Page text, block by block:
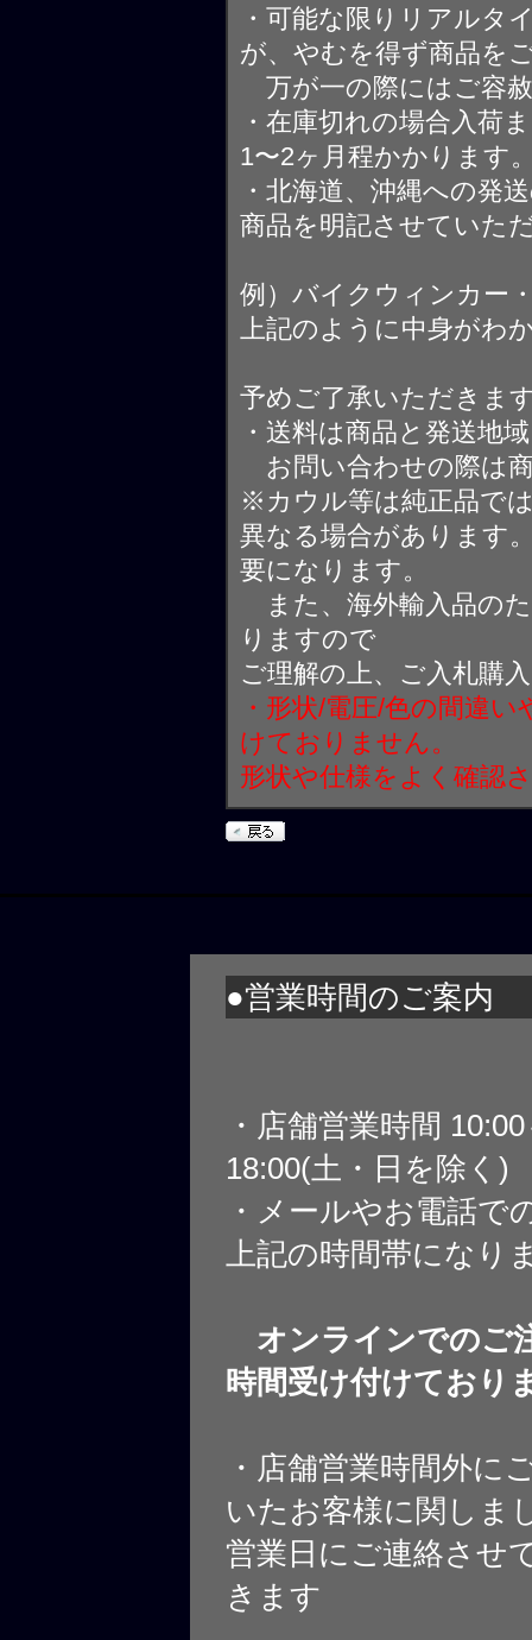
・可能な限りリアルタ
が、やむを得ず商品を
万が一の際にはご容
・在庫切れの場合入荷
1〜2ヶ月程かかります
・北海道、沖縄への発
商品を明記させていた
例）バイクウィンカー
上記のように中身がわ
予めご了承いただきま
・送料は商品と発送地
お問い合わせの際は
※カウル等は純正品で
異なる場合があります
要になります。
また、海外輸入品の
りますので
ご理解の上、ご入札購
・形状/電圧/色の間違
けておりません。
形状や仕様をよく確認
●営業時間のご案内
・店舗営業時間
18:00(土・日を除く)
・メールやお電話で
上記の時間帯になり
オンラインでのご
時間受け付けており
・店舗営業時間外に
いたお客様に関しま
営業日にご連絡させ
きます